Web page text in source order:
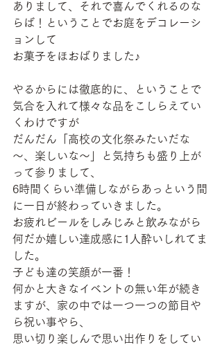
ありまして、それで喜んでくれるのな
らば！ということでお庭をデコレーシ
ョンして
お菓子をほおばりました♪
やるからには徹底的に、ということで
気合を入れて様々な品をこしらえてい
くわけですが
だんだん「高校の文化祭みたいだな
～、楽しいな～」と気持ちも盛り上が
って参りまして、
6時間くらい準備しながらあっという間
に一日が終わっていきました。
お疲れビールをしみじみと飲みながら
何だか嬉しい達成感に1人酔いしれてま
した。
子ども達の笑顔が一番！
何かと大きなイベントの無い年が続き
ますが、家の中では一つ一つの節目や
ら祝い事やら、
思い切り楽しんで思い出作りをしてい